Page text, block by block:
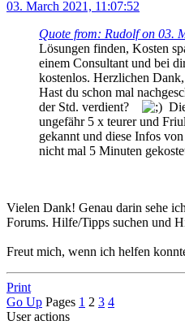
03. March 2021, 11:07:52
Quote from: Rudolf on 03.
Lösungen finden, Kosten
einem Consultant und bei
kostenlos. Herzlichen
Hast du schon mal
der Std. verdient?
ungefähr 5 x teurer und
gekannt und diese Infos
nicht mal 5 Minuten
Vielen Dank! Genau darin sehe
Forums. Hilfe/Tipps suchen und
Freut mich, wenn ich helfen
Print
Go Up Pages 1 2 3 4
User actions